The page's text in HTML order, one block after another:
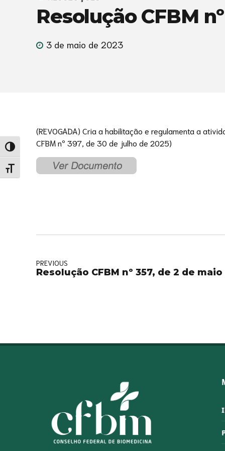
Alternar alto contraste
Alternar tamanho da fonte
Resolução CFBM
3 de maio de 2023
(REVOGADA) Cria a habilitação e regulamenta a
CFBM nº 397, de 30 de julho de 2025)
PREVIOUS
Resolução CFBM nº 357, de 2 de